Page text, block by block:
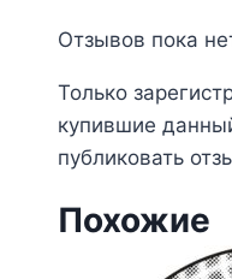
Отзывов пока
Только
купившие
публиковать
Похожие